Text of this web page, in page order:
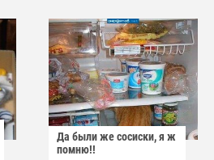
Да были же сосиски, я ж
помню!!